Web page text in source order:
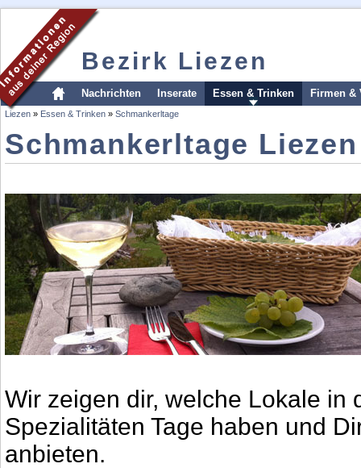
Bezirk Liezen
Nachrichten Inserate Essen & Trinken Firmen &
Liezen » Essen & Trinken » Schmankerltage
Schmankerltage Liezen
Wir zeigen dir, welche Lokale in
Spezialitäten Tage haben und
anbieten.